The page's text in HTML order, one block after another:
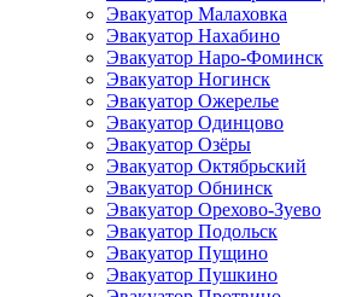
Эвакуатор Малаховка
Эвакуатор Нахабино
Эвакуатор Наро-Фоминск
Эвакуатор Ногинск
Эвакуатор Ожерелье
Эвакуатор Одинцово
Эвакуатор Озёры
Эвакуатор Октябрьский
Эвакуатор Обнинск
Эвакуатор Орехово-Зуево
Эвакуатор Подольск
Эвакуатор Пущино
Эвакуатор Пушкино